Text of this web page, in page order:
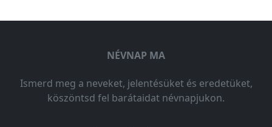
NÉVNAP MA
Ismerd meg a neveket, jelentésüket és eredetüket,
köszöntsd fel barátaidat névnapjukon.